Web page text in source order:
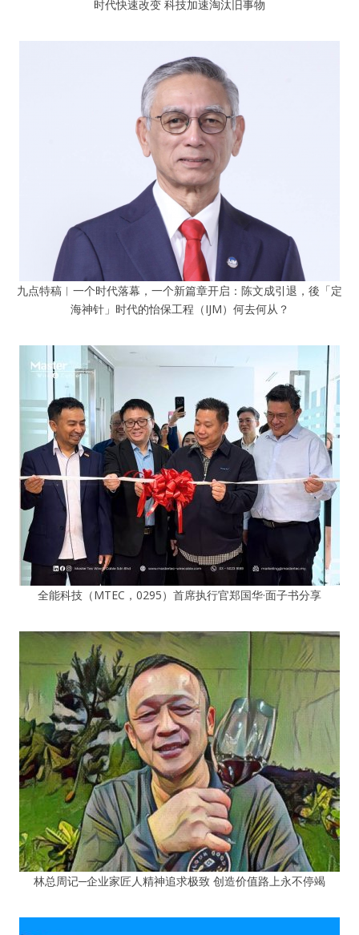
时代快速改变 科技加速淘汰旧事物
九点特稿︱一个时代落幕，一个新篇章开启：陈文成引退，後「定
海神针」时代的怡保工程（IJM）何去何从？
全能科技（MTEC，0295）首席执行官郑国华·面子书分享
林总周记─企业家匠人精神追求极致 创造价值路上永不停竭